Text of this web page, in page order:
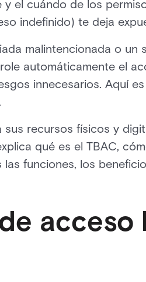
el cuándo de los
indefinido) te deja
malintencionada o un
automáticamente el
innecesarios. Aquí
recursos físicos y
qué es el TBAC,
funciones, los
acceso